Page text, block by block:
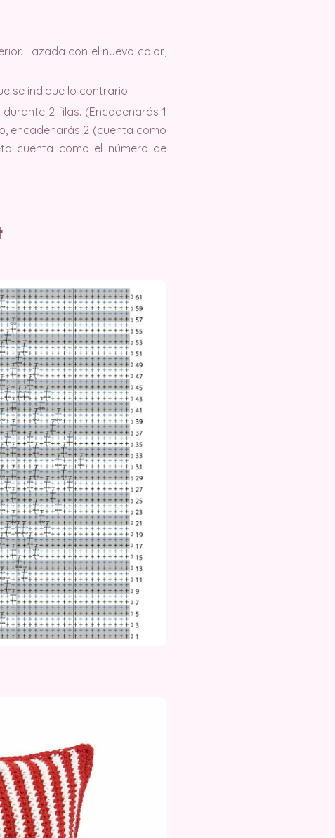
Lazada con el nuevo color,
se indique lo contrario.
2 filas. (Encadenarás 1
encadenarás 2 (cuenta como
cuenta como el número de